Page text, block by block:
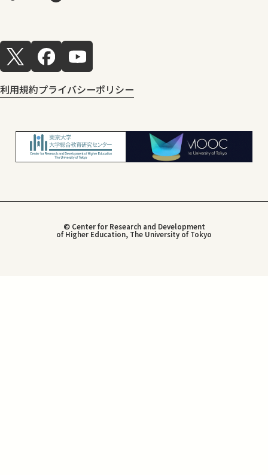
利用規約プライバシーポリシー
© Center for Research and Development
of Higher Education, The University of Tokyo